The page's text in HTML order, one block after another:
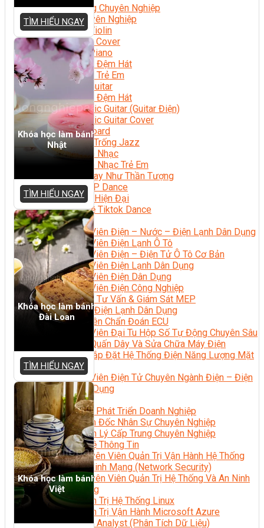
Nhạc Công Chuyên Nghiệp
Ca Sĩ Chuyên Nghiệp
Học Đàn Violin
Học Violin Cover
Học Đàn Piano
Học Piano Đệm Hát
Học Piano Trẻ Em
Học Đàn Guitar
Học Guitar Đệm Hát
Học Electric Guitar (Guitar Điện)
Học Electric Guitar Cover
Học Keyboard
Học Đánh Trống Jazz
Học Thanh Nhạc
Học Thanh Nhạc Trẻ Em
Học Hát Hay Như Thần Tượng
Học K-POP Dance
Học Nhảy Hiện Đại
Chuyên Đề Tiktok Dance
Kỹ Thuật – Công Nghệ
Kỹ Thuật Viên Điện – Nước – Điện Lạnh Dân Dụng
Kỹ Thuật Viên Điện Lạnh Ô Tô
Kỹ Thuật Viên Điện – Điện Tử Ô Tô Cơ Bản
Kỹ Thuật Viên Điện Lạnh Dân Dụng
Kỹ Thuật Viên Điện Dân Dụng
Kỹ Thuật Viên Điện Công Nghiệp
Nghiệp Vụ Tư Vấn & Giám Sát MEP
Sửa Chữa Điện Lạnh Dân Dụng
Chuyên Viên Chẩn Đoán ECU
Kỹ Thuật Viên Đại Tu Hộp Số Tự Động Chuyên Sâu
Kỹ Thuật Quấn Dây Và Sửa Chữa Máy Điện
Thiết Kế Lắp Đặt Hệ Thống Điện Năng Lượng Mặt
Trời
Kỹ Thuật Viên Điện Tử Chuyên Ngành Điện – Điện
Lạnh Dân Dụng
Ngành Khác
Quản Trị & Phát Triển Doanh Nghiệp
Giám Đốc Nhân Sự Chuyên Nghiệp
Quản Lý Cấp Trung Chuyên Nghiệp
Công Nghệ Thông Tin
Chuyên Viên Quản Trị Vận Hành Hệ Thống
An Ninh Mạng (Network Security)
Chuyên Viên Quản Trị Hệ Thống Và An Ninh
Mạng
Quản Trị Hệ Thống Linux
Quản Trị Vận Hành Microsoft Azure
Data Analyst (Phân Tích Dữ Liệu)
TÌM HIỂU NGAY
Khóa học làm bánh
Nhật
TÌM HIỂU NGAY
Khóa học làm bánh
Đài Loan
TÌM HIỂU NGAY
Khóa học làm bánh
Việt